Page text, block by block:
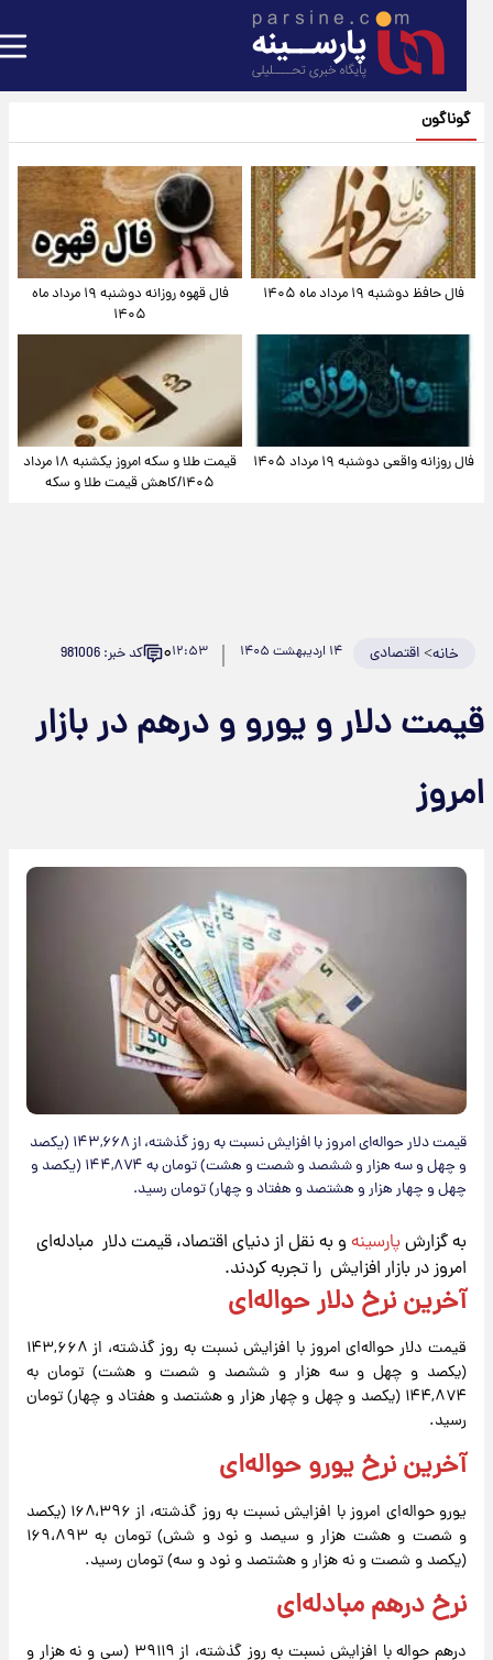
گوناگون
فال حافظ دوشنبه ۱۹ مرداد ماه ۱۴۰۵
فال قهوه روزانه دوشنبه ۱۹ مرداد ماه
۱۴۰۵
فال روزانه واقعی دوشنبه ۱۹ مرداد ۱۴۰۵
قیمت طلا و سکه امروز یکشنبه ۱۸ مرداد
۱۴۰۵/کاهش قیمت طلا و سکه
خانه>اقتصادی ۱۲:۵۳۰ کد خبر: 981006
دلار و یورو و درهم در بازار
قیمت دلار حواله‌ای امروز با افزایش نسبت به روز گذشته، از ۱۴۳,۶۶۸ (یکصد
و چهل و سه هزار و ششصد و شصت و هشت) تومان به ۱۴۴,۸۷۴ (یکصد و
چهل و چهار هزار و هشتصد و هفتاد و چهار) تومان رسید.
به گزارشپارسینهو به نقل از دنیای اقتصاد، قیمت دلار مبادله‌ای
امروز در بازار افزایش را تجربه کردند.
آخرین نرخ دلار حواله‌ای
قیمت دلار حواله‌ای امروز با افزایش نسبت به روز گذشته، از ۱۴۳,۶۶۸
(یکصد و چهل و سه هزار و ششصد و شصت و هشت) تومان به
۱۴۴,۸۷۴ (یکصد و چهل و چهار هزار و هشتصد و هفتاد و چهار) تومان
رسید.
آخرین نرخ یورو حواله‌ای
یورو حواله‌ای امروز با افزایش نسبت به روز گذشته، از ۱۶۸،۳۹۶ (یکصد
و شصت و هشت هزار و سیصد و نود و شش) تومان به ۱۶۹،۸۹۳
(یکصد و شصت و نه هزار و هشتصد و نود و سه) تومان رسید.
نرخ درهم مبادله‌ای
درهم حواله با افزایش نسبت به روز گذشته، از ۳۹۱۱۹ (سی و نه هزار و